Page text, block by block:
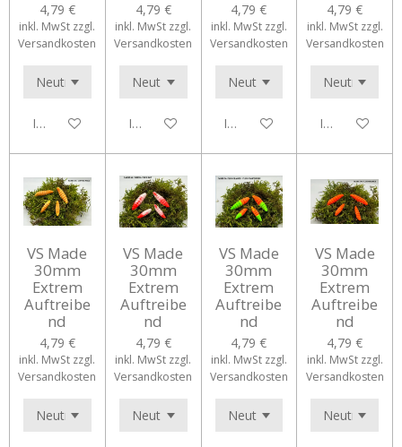
4,79 €
inkl. MwSt zzgl.
Versandkosten
In den Warenkorb
4,79 €
inkl. MwSt zzgl.
Versandkosten
In den Warenkorb
4,79 €
inkl. MwSt zzgl.
Versandkosten
In den Warenkorb
4,79 €
inkl. MwSt zzgl.
Versandkosten
In den
VS Made
30mm
Extrem
Auftreibe
nd
4,79 €
inkl. MwSt zzgl.
Versandkosten
VS Made
30mm
Extrem
Auftreibe
nd
4,79 €
inkl. MwSt zzgl.
Versandkosten
VS Made
30mm
Extrem
Auftreibe
nd
4,79 €
inkl. MwSt zzgl.
Versandkosten
VS Made
30mm
Extrem
Auftreibe
nd
4,79 €
inkl. MwSt zzgl.
Versandkosten